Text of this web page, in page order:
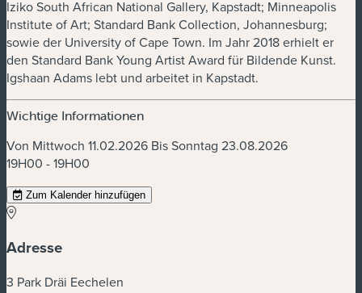
Iziko South African National Gallery, Kapstadt; Minneapolis
Institute of Art; Standard Bank Collection, Johannesburg;
sowie der University of Cape Town. Im Jahr 2018 erhielt er
den Standard Bank Young Artist Award für Bildende Kunst.
Igshaan Adams lebt und arbeitet in Kapstadt.
Wichtige Informationen
Von Mittwoch 11.02.2026 Bis Sonntag 23.08.2026
19H00 - 19H00
Zum Kalender hinzufügen
Adresse
3 Park Dräi Eechelen